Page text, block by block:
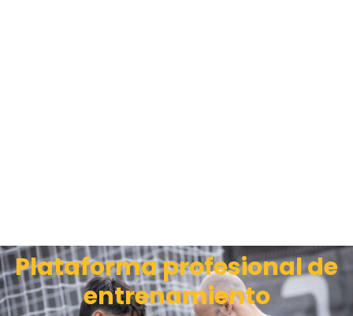
Plataforma profesional de
entrenamiento